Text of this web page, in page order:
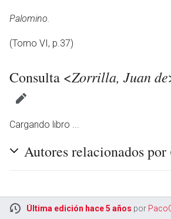
Palomino.
(Tomo VI, p.37)
Consulta <Zorrilla, Juan de
Cargando libro ...
Autores relacionados por
Última edición hace 5 años por